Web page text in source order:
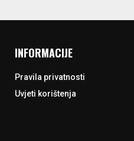
INFORMACIJE
Pravila privatnosti
Uvjeti korištenja